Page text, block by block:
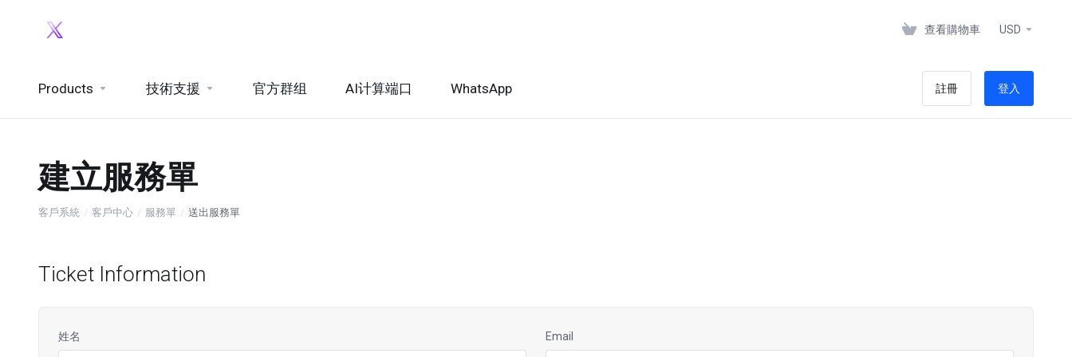
查看購物車 USD
Products 技術支援 官方群组 AI计算端口 WhatsApp 註冊 登入
建立服務單
客戶系統 客戶中心 服務單 送出服務單
Ticket Information
姓名 Email